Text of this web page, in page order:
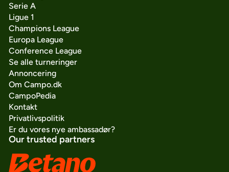
Serie A
Ligue 1
Champions League
Europa League
Conference League
Se alle turneringer
Annoncering
Om Campo.dk
CampoPedia
Kontakt
Privatlivspolitik
Er du vores nye ambassadør?
Our trusted partners